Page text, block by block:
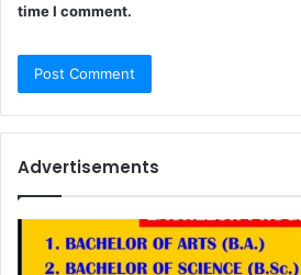
time I comment.
Advertisements